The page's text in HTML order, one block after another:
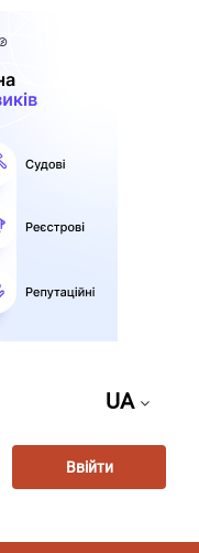
UA
Ввійти